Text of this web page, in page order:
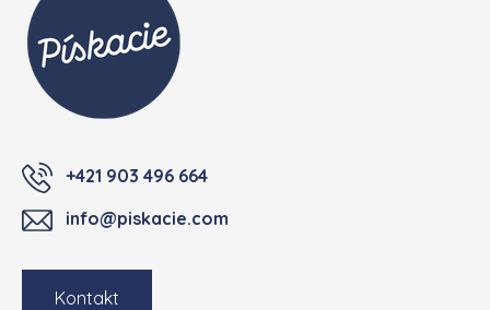
+421 903 496 664
info@piskacie.com
Kontakt